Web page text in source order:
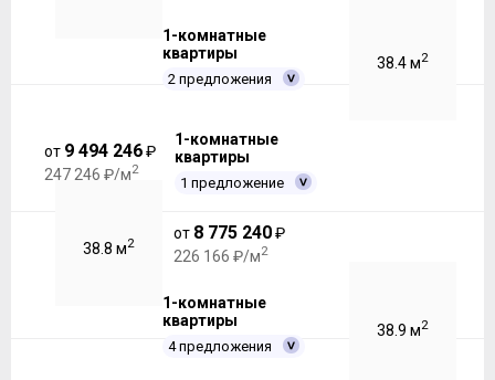
1-комнатные
квартиры
2 предложения
38.4 м2
от 9 494 246₽
247 246 ₽/м2
1-комнатные
квартиры
1 предложение
38.8 м2
от 8 775 240₽
226 166 ₽/м2
1-комнатные
квартиры
4 предложения
38.9 м2